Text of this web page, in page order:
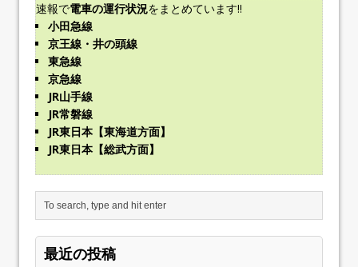
速報で電車の運行状況をまとめています!!
小田急線
京王線・井の頭線
東急線
京急線
JR山手線
JR常磐線
JR東日本【東海道方面】
JR東日本【総武方面】
最近の投稿